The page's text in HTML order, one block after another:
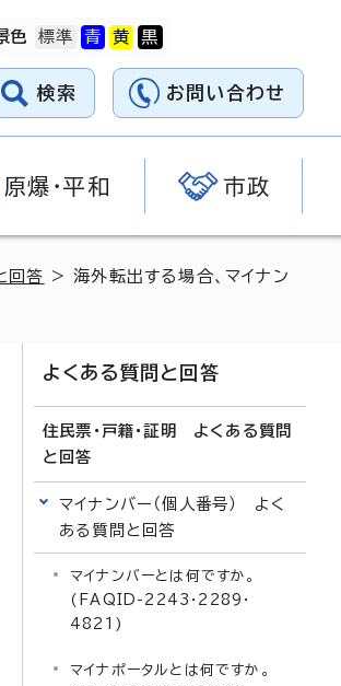
色
検索 お問い合わせ
原爆・平和 市政
回答
> 海外転出する場合、マイナン
よくある質問と回答
住民票・戸籍・証明 よくある質問
と回答
マイナンバー（個人番号） よく
ある質問と回答
マイナンバーとは何ですか。
(FAQID-2243・2289・
4821)
マイナポータルとは何ですか。